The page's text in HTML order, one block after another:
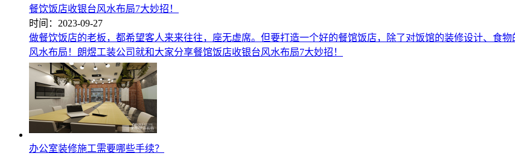
餐饮饭店收银台风水布局7大妙招！
时间：2023-09-27
做餐饮饭店的老板，都希望客人来来往往，座无虚席。但要打造一个好的餐馆饭店，除了对饭馆的装修设计、食
风水布局！朗煜工装公司就和大家分享餐馆饭店收银台风水布局7大妙招！
办公室装修施工需要哪些手续？